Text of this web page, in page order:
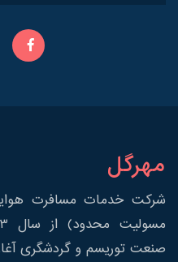
مهرگل
شرکت خدمات مسافرت
صنعت توریسم و گردشگری آغاز